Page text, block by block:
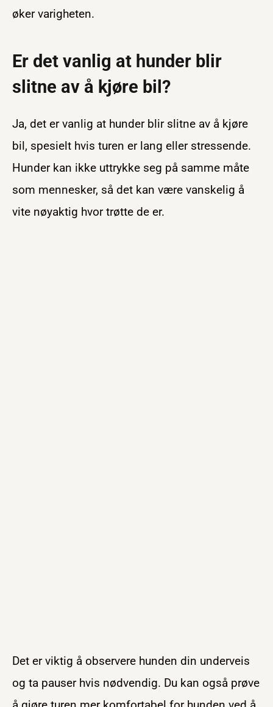
øker varigheten.
Er det vanlig at hunder blir
slitne av å kjøre bil?
Ja, det er vanlig at hunder blir slitne av å kjøre
bil, spesielt hvis turen er lang eller stressende.
Hunder kan ikke uttrykke seg på samme måte
som mennesker, så det kan være vanskelig å
vite nøyaktig hvor trøtte de er.
Det er viktig å observere hunden din underveis
og ta pauser hvis nødvendig. Du kan også prøve